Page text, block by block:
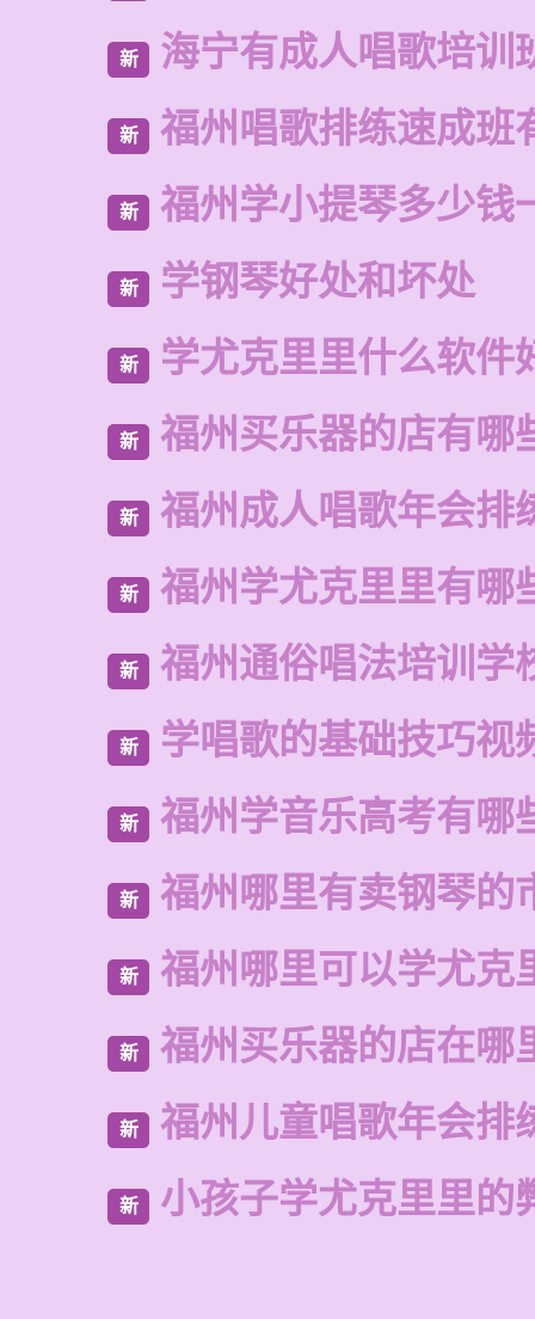
新 海宁有成人唱歌培训
新 福州唱歌排练速成班
新 福州学小提琴多少钱
新 学钢琴好处和坏处
新 学尤克里里什么软件
新 福州买乐器的店有哪
新 福州成人唱歌年会排
新 福州学尤克里里有哪
新 福州通俗唱法培训学
新 学唱歌的基础技巧视
新 福州学音乐高考有哪
新 福州哪里有卖钢琴的
新 福州哪里可以学尤克
新 福州买乐器的店在哪
新 福州儿童唱歌年会排
新 小孩子学尤克里里的